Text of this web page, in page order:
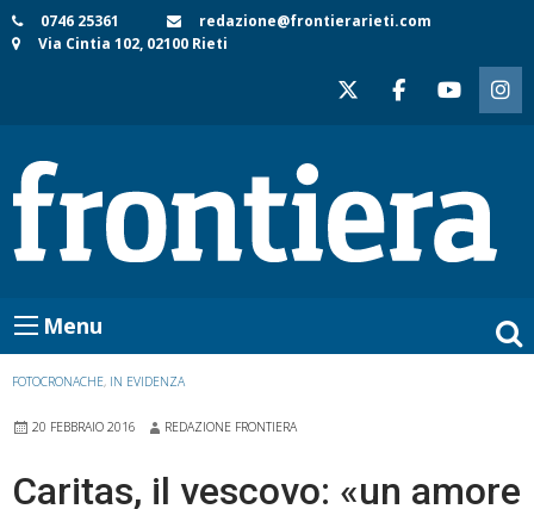
Skip
to
0746 25361
redazione@frontierarieti.com
Via Cintia 102, 02100 Rieti
Menu
FOTOCRONACHE, IN EVIDENZA
20 FEBBRAIO 2016 REDAZIONE FRONTIERA
Caritas, il vescovo: «un amore